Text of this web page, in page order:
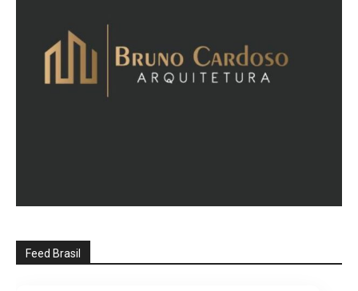
Feed Brasil